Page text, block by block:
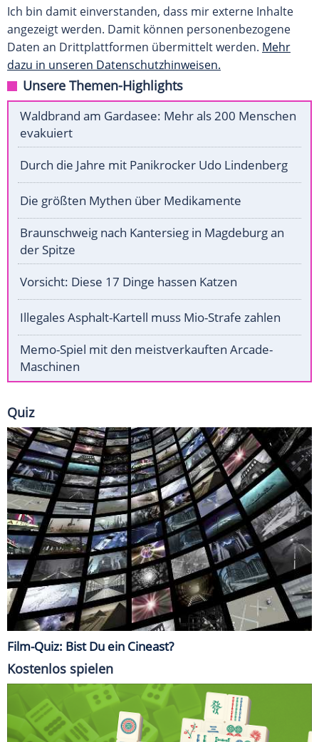
Ich bin damit einverstanden, dass mir externe Inhalte
angezeigt werden. Damit können personenbezogene
Daten an Drittplattformen übermittelt werden. Mehr
dazu in unseren Datenschutzhinweisen.
Unsere Themen-Highlights
Waldbrand am Gardasee: Mehr als 200 Menschen
evakuiert
Durch die Jahre mit Panikrocker Udo Lindenberg
Die größten Mythen über Medikamente
Braunschweig nach Kantersieg in Magdeburg an
der Spitze
Vorsicht: Diese 17 Dinge hassen Katzen
Illegales Asphalt-Kartell muss Mio-Strafe zahlen
Memo-Spiel mit den meistverkauften Arcade-
Maschinen
Quiz
Film-Quiz: Bist Du ein Cineast?
Kostenlos spielen